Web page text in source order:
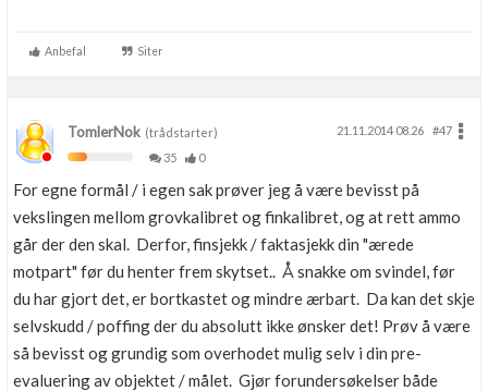
Anbefal Siter
TomlerNok (trådstarter) 21.11.2014 08.26
#47
35
0
For egne formål / i egen sak prøver jeg å være bevisst på
vekslingen mellom grovkalibret og finkalibret, og at rett ammo
går der den skal. Derfor, finsjekk / faktasjekk din "ærede
motpart" før du henter frem skytset.. Å snakke om svindel, før
du har gjort det, er bortkastet og mindre ærbart. Da kan det skje
selvskudd / poffing der du absolutt ikke ønsker det! Prøv å være
så bevisst og grundig som overhodet mulig selv i din pre-
evaluering av objektet / målet. Gjør forundersøkelser både